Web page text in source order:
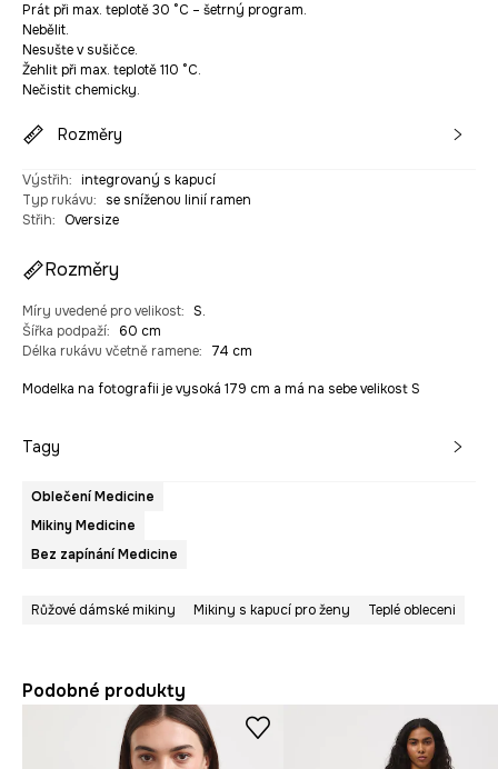
Prát při max. teplotě 30 °C – šetrný program.
Nebělit.
Nesušte v sušičce.
Žehlit při max. teplotě 110 °C.
Nečistit chemicky.
Rozměry
Výstřih: integrovaný s kapucí
Typ rukávu:
se sníženou linií ramen
Střih: Oversize
Rozměry
Míry uvedené pro velikost: S.
Šířka podpaží:
60 cm
Délka rukávu včetně ramene: 74 cm
Modelka na fotografii je vysoká 179 cm a má na sebe velikost S
Tagy
Oblečení Medicine
Mikiny Medicine
Bez zapínání Medicine
Růžové dámské mikiny Mikiny s kapucí pro ženy Teplé obleceni
Podobné produkty